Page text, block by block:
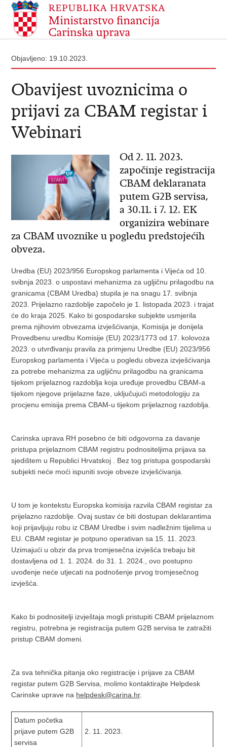
Objavljeno: 19.10.2023.
Obavijest uvoznicima o
prijavi za CBAM registar i
Webinari
Od 2. 11. 2023.
započinje registracija
CBAM deklaranata
putem G2B servisa,
a 30.11. i 7. 12. EK
organizira webinare
za CBAM uvoznike u pogledu predstojećih
obveza.
Uredba (EU) 2023/956 Europskog parlamenta i Vijeća od 10.
svibnja 2023. o uspostavi mehanizma za ugljičnu prilagodbu na
granicama (CBAM Uredba) stupila je na snagu 17. svibnja
2023. Prijelazno razdoblje započelo je 1. listopada 2023. i trajat
će do kraja 2025. Kako bi gospodarske subjekte usmjerila
prema njihovim obvezama izvješćivanja, Komisija je donijela
Provedbenu uredbu Komisije (EU) 2023/1773 оd 17. kolovoza
2023. o utvrđivanju pravila za primjenu Uredbe (EU) 2023/956
Europskog parlamenta i Vijeća u pogledu obveza izvješćivanja
za potrebe mehanizma za ugljičnu prilagodbu na granicama
tijekom prijelaznog razdoblja koja uređuje provedbu CBAM-a
tijekom njegove prijelazne faze, uključujući metodologiju za
procjenu emisija prema CBAM-u tijekom prijelaznog razdoblja.
Carinska uprava RH posebno će biti odgovorna za davanje
pristupa prijelaznom CBAM registru podnositeljima prijava sa
sjedištem u Republici Hrvatskoj . Bez tog pristupa gospodarski
subjekti neće moći ispuniti svoje obveze izvješćivanja.
U tom je kontekstu Europska komisija razvila CBAM registar za
prijelazno razdoblje. Ovaj sustav će biti dostupan deklarantima
koji prijavljuju robu iz CBAM Uredbe i svim nadležnim tijelima u
EU. CBAM registar je potpuno operativan sa 15. 11. 2023.
Uzimajući u obzir da prva tromjesečna izvješća trebaju bit
dostavljena od 1. 1. 2024. do 31. 1. 2024., ovo postupno
uvođenje neće utjecati na podnošenje prvog tromjesečnog
izvješća.
Kako bi podnositelji izvještaja mogli pristupiti CBAM prijelaznom
registru, potrebna je registracija putem G2B servisa te zatražiti
pristup CBAM domeni.
Za sva tehnička pitanja oko registracije i prijave za CBAM
registar putem G2B Servisa, molimo kontaktirajte Helpdesk
Carinske uprave na helpdesk@carina.hr.
Datum početka
prijave putem G2B
servisa
2. 11. 2023.